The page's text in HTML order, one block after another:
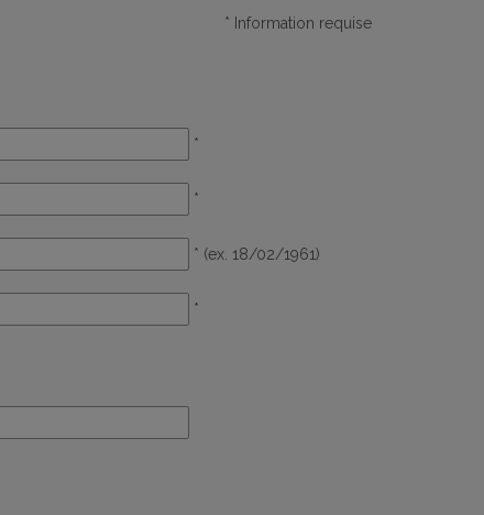
* Information requise
*
*
* (ex. 18/02/1961)
*